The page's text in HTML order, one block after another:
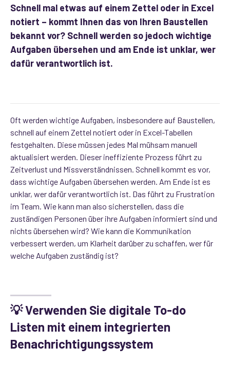
Schnell mal etwas auf einem Zettel oder in Excel
notiert – kommt Ihnen das von Ihren Baustellen
bekannt vor? Schnell werden so jedoch wichtige
Aufgaben übersehen und am Ende ist unklar, wer
dafür verantwortlich ist.
Oft werden wichtige Aufgaben, insbesondere auf Baustellen,
schnell auf einem Zettel notiert oder in Excel-Tabellen
festgehalten. Diese müssen jedes Mal mühsam manuell
aktualisiert werden. Dieser ineffiziente Prozess führt zu
Zeitverlust und Missverständnissen. Schnell kommt es vor,
dass wichtige Aufgaben übersehen werden. Am Ende ist es
unklar, wer dafür verantwortlich ist. Das führt zu Frustration
im Team. Wie kann man also sicherstellen, dass die
zuständigen Personen über ihre Aufgaben informiert sind und
nichts übersehen wird? Wie kann die Kommunikation
verbessert werden, um Klarheit darüber zu schaffen, wer für
welche Aufgaben zuständig ist?
💡 Verwenden Sie digitale To-do
Listen mit einem integrierten
Benachrichtigungssystem